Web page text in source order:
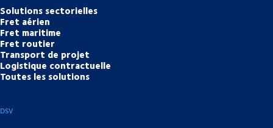
Solutions sectorielles
Fret aérien
Fret maritime
Fret routier
Transport de projet
Logistique contractuelle
Toutes les solutions
DSV